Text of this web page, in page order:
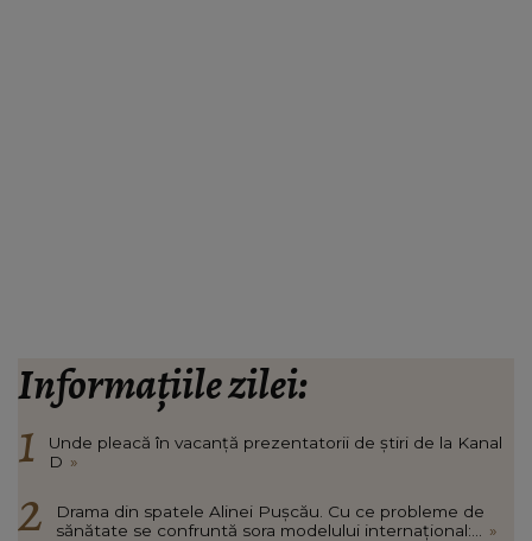
Informațiile zilei:
Unde pleacă în vacanță prezentatorii de știri de la Kanal
D »
Drama din spatele Alinei Pușcău. Cu ce probleme de
sănătate se confruntă sora modelului internațional:...
»